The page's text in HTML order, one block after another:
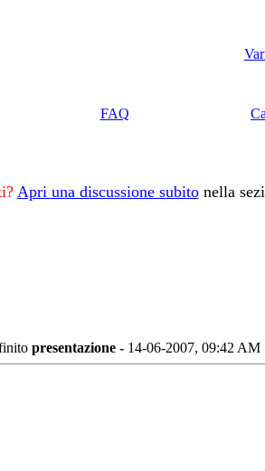
FAQ
Apri una discussione subitonella
presentazione - 14-06-2007, 09:42 AM